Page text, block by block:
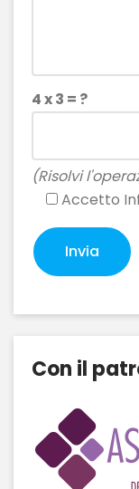
4 x 3 = ?
(Risolvi
Accetto
Con il